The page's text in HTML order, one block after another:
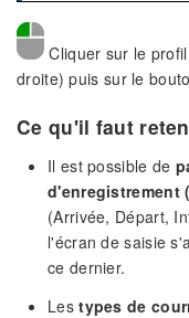
Cliquer sur le
droite) puis sur le
Ce qu'il faut
Il est possible de
d'enregistrement
(Arrivée, Départ,
l'écran de saisie
ce dernier.
Lestypes de